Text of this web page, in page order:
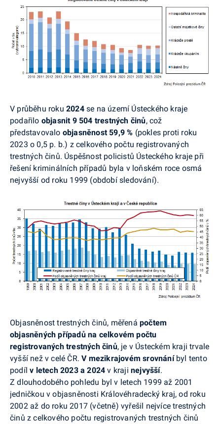
V průběhu roku 2024se na území Ústeckého kraje
podařilo objasnit 9 504 trestných činů, což
představovalo objasněnost 59,9 % (pokles proti roku
2023 o 0,5 p. b.) z celkového počtu registrovaných
trestných činů. Úspěšnost policistů Ústeckého kraje při
řešení kriminálních případů byla v loňském roce osmá
nejvyšší od roku 1999 (období sledování).
Objasněnost trestných činů, měřená počtem
objasněných případů na celkovém počtu
registrovaných trestných činů, je v Ústeckém kraji trvale
vyšší než v celé ČR.V mezikrajovém srovnáníbyl tento
podílv letech 2023 a 2024 v krajinejvyšší.
Z dlouhodobého pohledu byl v letech 1999 až 2001
jedničkou v objasněnosti Královéhradecký kraj, od roku
2002 až do roku 2017 (včetně) vyřešil nejvíce trestných
činů z celkového počtu registrovaných trestných činů